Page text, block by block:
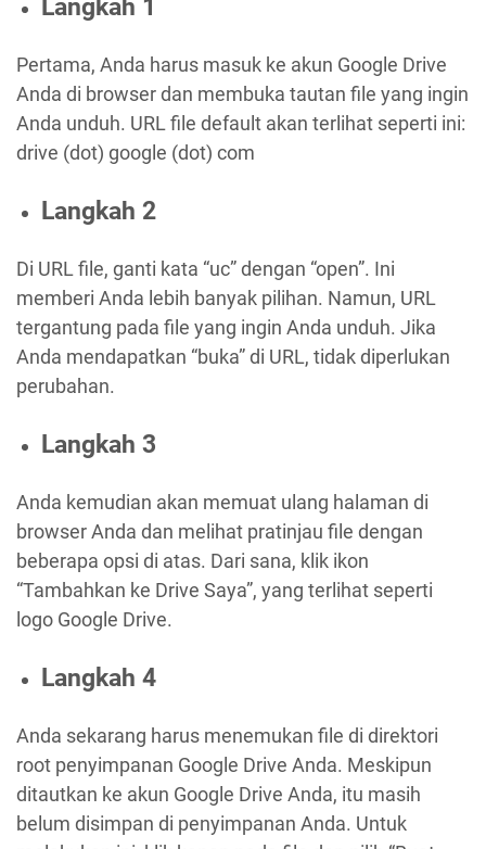
Langkah 1
Pertama, Anda harus masuk ke akun Google Drive
Anda di browser dan membuka tautan file yang ingin
Anda unduh. URL file default akan terlihat seperti ini:
drive (dot) google (dot) com
Langkah 2
Di URL file, ganti kata “uc” dengan “open”. Ini
memberi Anda lebih banyak pilihan. Namun, URL
tergantung pada file yang ingin Anda unduh. Jika
Anda mendapatkan “buka” di URL, tidak diperlukan
perubahan.
Langkah 3
Anda kemudian akan memuat ulang halaman di
browser Anda dan melihat pratinjau file dengan
beberapa opsi di atas. Dari sana, klik ikon
“Tambahkan ke Drive Saya”, yang terlihat seperti
logo Google Drive.
Langkah 4
Anda sekarang harus menemukan file di direktori
root penyimpanan Google Drive Anda. Meskipun
ditautkan ke akun Google Drive Anda, itu masih
belum disimpan di penyimpanan Anda. Untuk